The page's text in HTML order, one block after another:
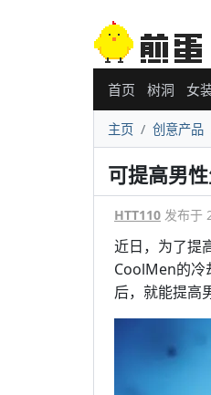
首页 树洞 女
主页 创意产品
可提高男
HTT110 发布于
近日，为了提
CoolMen的冷
后，就能提高